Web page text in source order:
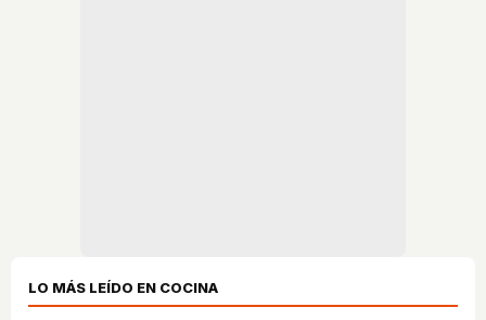
LO MÁS LEÍDO EN COCINA